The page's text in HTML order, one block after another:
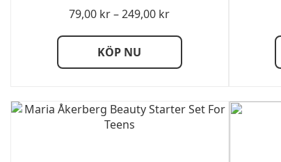
79,00 kr–249,00 krPrisintervall:
till
KÖP NU